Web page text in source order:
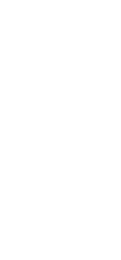
durante siete años y
primera víctima de
pese a reconocer que
perjuicio moral y que lo
importancia del
Igualmente, le condena
penitenciaria, a seis
comunicarse con ella y
cada una de las dos
La sentencia
la empresa «Discover
noche antes de
procesado se acercó a
adscrita entonces a la
habitación, cuando las